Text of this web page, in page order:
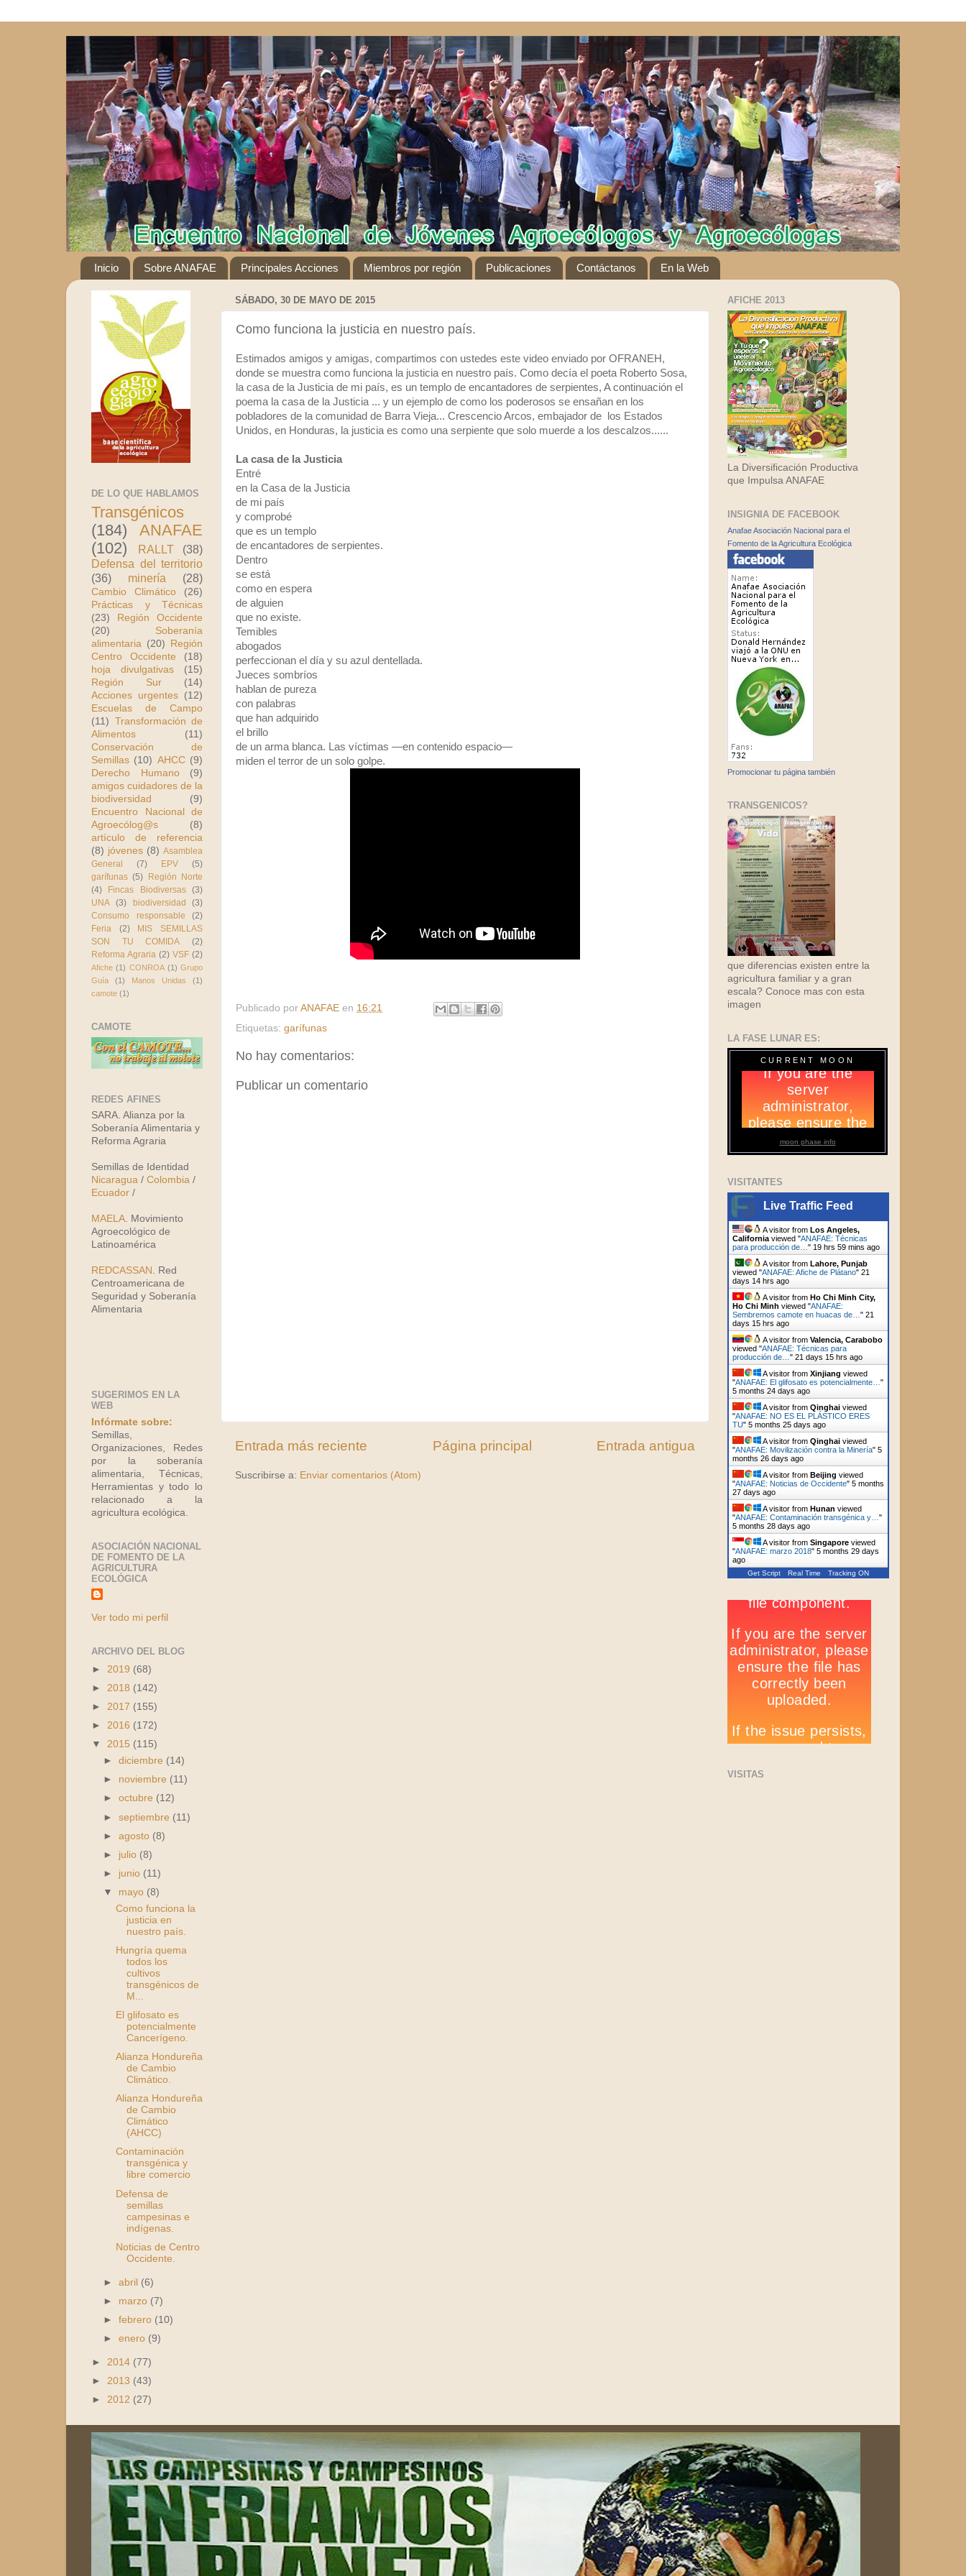
Inicio Sobre ANAFAE Principales Acciones Miembros por región Publicaciones Contáctanos En la Web
SÁBADO, 30 DE MAYO DE 2015
Como funciona la justicia en nuestro país.
Estimados amigos y amigas, compartimos con ustedes este video enviado por OFRANEH,
donde se muestra como funciona la justicia en nuestro país. Como decía el poeta Roberto Sosa,
la casa de la Justicia de mi país, es un templo de encantadores de serpientes, A continuación el
poema la casa de la Justicia ... y un ejemplo de como los poderosos se ensañan en los
pobladores de la comunidad de Barra Vieja... Crescencio Arcos, embajador de los Estados
Unidos, en Honduras, la justicia es como una serpiente que solo muerde a los descalzos......
La casa de la Justicia
Entré
en la Casa de la Justicia
de mi país
y comprobé
que es un templo
de encantadores de serpientes.
Dentro
se está
como en espera
de alguien
que no existe.
Temibles
abogados
perfeccionan el día y su azul dentellada.
Jueces sombríos
hablan de pureza
con palabras
que han adquirido
el brillo
de un arma blanca. Las víctimas —en contenido espacio—
miden el terror de un solo golpe.
Publicado por ANAFAE en 16:21
Etiquetas: garífunas
No hay comentarios:
Publicar un comentario
Entrada más reciente Entrada antigua
Página principal
Suscribirse a: Enviar comentarios (Atom)
DE LO QUE HABLAMOS
Transgénicos
(184)
ANAFAE
(102)
RALLT
(38)
Defensa del territorio
(36)
minería (28)
Cambio Climático
(26)
Prácticas y Técnicas
(23)
Región Occidente
(20)
Soberanía
alimentaria (20)
Región
Centro Occidente
(18)
hoja divulgativas
(15)
Región Sur
(14)
Acciones urgentes (12)
Escuelas de Campo
(11) Transformación de
Alimentos
(11)
Conservación de
Semillas (10) AHCC (9)
Derecho Humano
(9)
amigos cuidadores de la
biodiversidad
(9)
Encuentro Nacional de
Agroecólog@s
(8)
artículo de referencia
(8) jóvenes (8) Asamblea
General
(7) EPV
(5)
garífunas (5)
Región Norte
(4)
Fincas Biodiversas (3)
UNA (3) biodiversidad
(3)
Consumo responsable
(2)
Feria
(2)
MIS SEMILLAS
SON TU COMIDA
(2)
Reforma Agraria (2) VSF (2)
Afiche (1) CONROA (1) Grupo
Guía
(1) Manos Unidas
(1)
camote (1)
CAMOTE
REDES AFINES
SARA. Alianza por la
Soberanía Alimentaria y
Reforma Agraria
Semillas de Identidad
Nicaragua / Colombia /
Ecuador /
MAELA. Movimiento
Agroecológico de
Latinoamérica
REDCASSAN . Red
Centroamericana de
Seguridad y Soberanía
Alimentaria
SUGERIMOS EN LA
WEB
Infórmate sobre:
Semillas,
Organizaciones, Redes
por la soberanía
alimentaria, Técnicas,
Herramientas y todo lo
relacionado a la
agricultura ecológica.
ASOCIACIÓN NACIONAL
DE FOMENTO DE LA
AGRICULTURA
ECOLÓGICA
Ver todo mi perfil
ARCHIVO DEL BLOG
► 2019 (68)
► 2018 (142)
► 2017 (155)
► 2016 (172)
▼ 2015 (115)
►diciembre (14)
► noviembre (11)
►octubre (12)
►septiembre (11)
►agosto (8)
► julio (8)
► junio (11)
▼ mayo (8)
Como funciona la
justicia en
nuestro país.
Hungría quema
todos los
cultivos
transgénicos de
M...
El glifosato es
potencialmente
Cancerígeno.
Alianza Hondureña
de Cambio
Climático.
Alianza Hondureña
de Cambio
Climático
(AHCC)
Contaminación
transgénica y
libre comercio
Defensa de
semillas
campesinas e
indígenas.
Noticias de Centro
Occidente.
►abril (6)
► marzo (7)
►febrero (10)
►enero (9)
► 2014 (77)
► 2013 (43)
► 2012 (27)
AFICHE 2013
La Diversificación Productiva
que Impulsa ANAFAE
INSIGNIA DE FACEBOOK
Anafae Asociación Nacional para el
Fomento de la Agricultura Ecológica
Promocionar tu página también
TRANSGENICOS?
que diferencias existen entre la
agricultura familiar y a gran
escala? Conoce mas con esta
imagen
LA FASE LUNAR ES:
CURRENT MOON
moon phase info
VISITANTES
Live Traffic Feed
A visitor from Los Angeles,
California viewed "ANAFAE: Técnicas
para producción de… " 19 hrs 59 mins ago
A visitor from Lahore, Punjab
viewed "ANAFAE: Afiche de Plátano" 21
days 14 hrs ago
A visitor from Ho Chi Minh City,
Ho Chi Minh viewed "ANAFAE:
Sembremos camote en huacas de… " 21
days 15 hrs ago
A visitor from Valencia, Carabobo
viewed "ANAFAE: Técnicas para
producción de… " 21 days 15 hrs ago
A visitor from Xinjiang viewed
"ANAFAE: El glifosato es potencialmente… "
5 months 24 days ago
A visitor from Qinghai viewed
"ANAFAE: NO ES EL PLÁSTICO ERES
TU" 5 months 25 days ago
A visitor from Qinghai viewed
"ANAFAE: Movilización contra la Minería" 5
months 26 days ago
A visitor from Beijing viewed
"ANAFAE: Noticias de Occidente" 5 months
27 days ago
A visitor from Hunan viewed
"ANAFAE: Contaminación transgénica y… "
5 months 28 days ago
A visitor from Singapore viewed
"ANAFAE: marzo 2018" 5 months 29 days
ago
Get Script Real Time Tracking ON
VISITAS